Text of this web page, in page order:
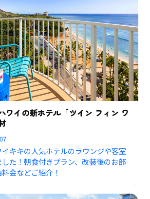
ワイの新ホテル「ツイン フィン ワ
キキの人気ホテルのラウンジや客室
た！朝食付きプラン、改装後のお部
金などご紹介！